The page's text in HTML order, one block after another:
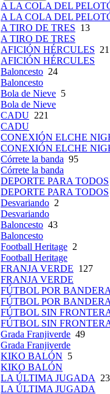
A LA COLA DEL
A LA COLA DEL
A TIRO DE TRES 13
A TIRO DE TRES
AFICIÓN HÉRCULES 21
AFICIÓN HÉRCULES
Baloncesto 24
Baloncesto
Bola de Nieve 5
Bola de Nieve
CADU 221
CADU
CONEXIÓN ELCHE
CONEXIÓN ELCHE
Córrete la banda 95
Córrete la banda
DEPORTE PARA TODOS
DEPORTE PARA TODOS
Desvariando 2
Desvariando
Baloncesto 43
Baloncesto
Football Heritage 2
Football Heritage
FRANJA VERDE 127
FRANJA VERDE
FÚTBOL POR BANDERA
FÚTBOL POR BANDERA
FÚTBOL SIN
FÚTBOL SIN
Grada Franjiverde 49
Grada Franjiverde
KIKO BALÓN 5
KIKO BALÓN
LA ÚLTIMA JUGADA
23
LA ÚLTIMA JUGADA